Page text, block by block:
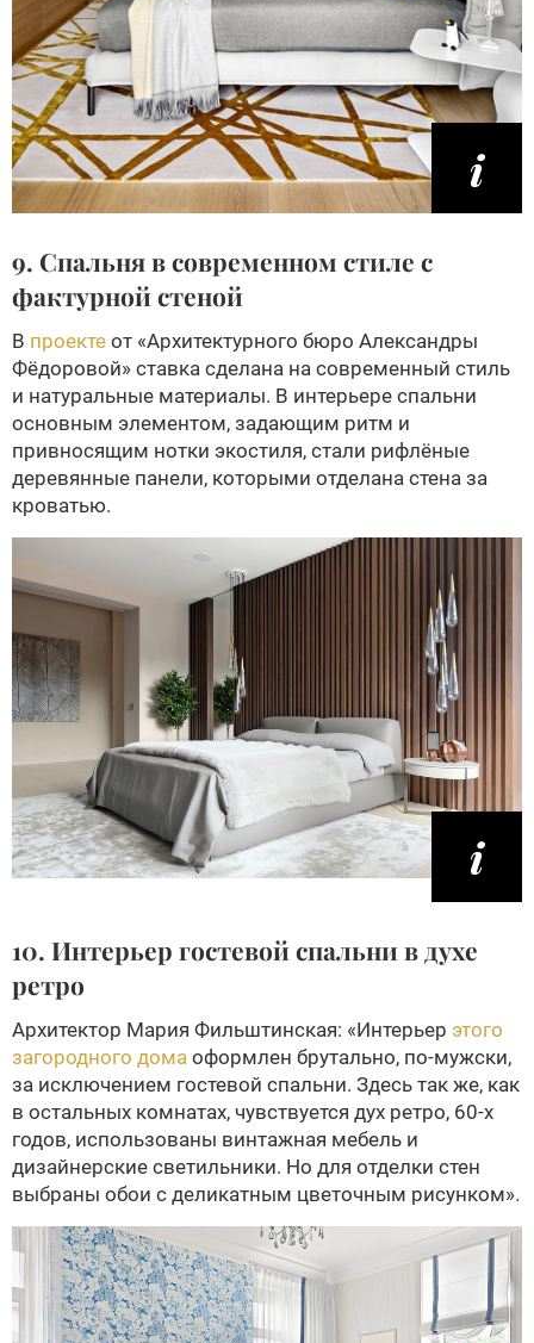
9. Спальня в современном стиле с
фактурной стеной
В проекте от «Архитектурного бюро Александры
Фёдоровой» ставка сделана на современный стиль
и натуральные материалы. В интерьере спальни
основным элементом, задающим ритм и
привносящим нотки экостиля, стали рифлёные
деревянные панели, которыми отделана стена за
кроватью.
10. Интерьер гостевой спальни в духе
ретро
Архитектор Мария Фильштинская: «Интерьер этого
загородного дома оформлен брутально, по-мужски,
за исключением гостевой спальни. Здесь так же, как
в остальных комнатах, чувствуется дух ретро, 60-х
годов, использованы винтажная мебель и
дизайнерские светильники. Но для отделки стен
выбраны обои с деликатным цветочным рисунком».